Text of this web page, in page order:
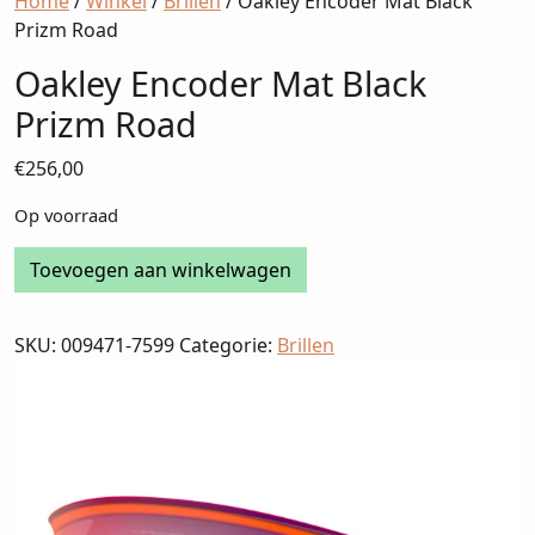
Prizm Road
Oakley Encoder Mat Black
Prizm Road
€256,00
Op voorraad
Oakley
Encoder
Black
Toevoegen aan winkelwagen
SKU: 009471-7599 Categorie: Brillen